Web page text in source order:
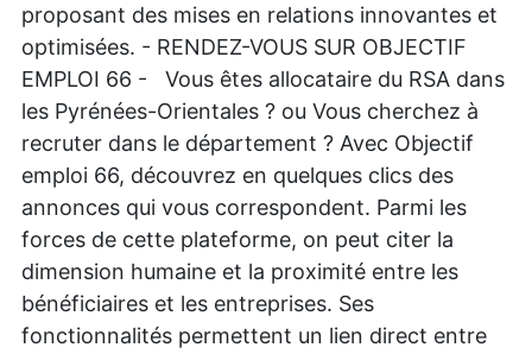
proposant des mises en relations innovantes et
optimisées. - RENDEZ-VOUS SUR OBJECTIF
EMPLOI 66 - Vous êtes allocataire du RSA dans
les Pyrénées-Orientales ? ou Vous cherchez à
recruter dans le département ? Avec Objectif
emploi 66, découvrez en quelques clics des
annonces qui vous correspondent. Parmi les
forces de cette plateforme, on peut citer la
dimension humaine et la proximité entre les
bénéficiaires et les entreprises. Ses
fonctionnalités permettent un lien direct entre